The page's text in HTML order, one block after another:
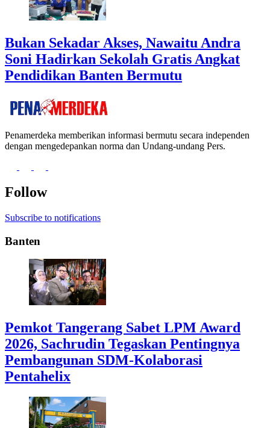
Bukan Sekadar Akses, Nawaitu Andra
Soni Hadirkan Sekolah Gratis Angkat
Pendidikan Banten Bermutu
Penamerdeka memberikan informasi bermutu secara independen
dengan mengedepankan norma dan Undang-undang Pers.
Follow
Subscribe to notifications
Banten
Pemkot Tangerang Sabet LPM Award
2026, Sachrudin Tegaskan Pentingnya
Pembangunan SDM-Kolaborasi
Pentahelix